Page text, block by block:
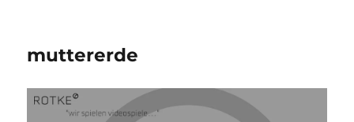
muttererde